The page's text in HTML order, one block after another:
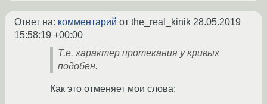
Ответ на: комментарий от the_real_kinik 28.05.2019
15:58:19 +00:00
Т.е. характер протекания у кривых
подобен.
Как это отменяет мои слова: